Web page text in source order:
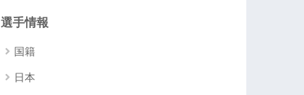
選手情報
国籍
日本